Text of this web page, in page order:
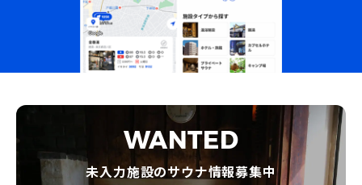
WANTED
未入力施設のサウナ情報募集中